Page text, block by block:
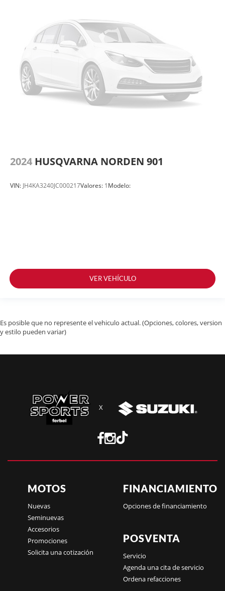
2024 HUSQVARNA NORDEN 901
VIN: JH4KA3240JC000217Valores: 1Modelo:
VER VEHÍCULO
Es posible que no represente el vehiculo actual. (Opciones, colores, version
y estilo pueden variar)
X
MOTOS
Nuevas
Seminuevas
Accesorios
Promociones
Solicita una cotización
FINANCIAMIENTO
Opciones de financiamiento
POSVENTA
Servicio
Agenda una cita de servicio
Ordena refacciones